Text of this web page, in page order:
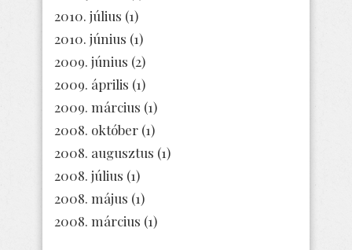
2010. július (1)
2010. június (1)
2009. június (2)
2009. április (1)
2009. március (1)
2008. október (1)
2008. augusztus (1)
2008. július (1)
2008. május (1)
2008. március (1)